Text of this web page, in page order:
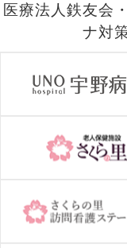
医療法人鉄友会
ナ対